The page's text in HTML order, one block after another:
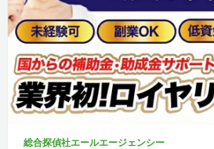
総合探偵社エールエージェンシー